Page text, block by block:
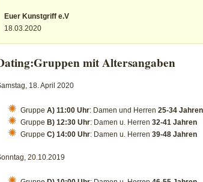
Euer Kunstgriff e.V
18.03.2020
mit Altersangaben
18. April 2020
Gruppe A) 11:00 Uhr: Damen und Herren 25-34 Jahren
Gruppe B) 12:30 Uhr: Damen u. Herren 32-41 Jahren
Gruppe C) 14:00 Uhr: Damen u. Herren 39-48 Jahren
20.10.2019